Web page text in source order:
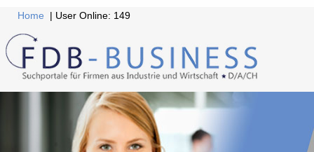
Home | User Online: 149